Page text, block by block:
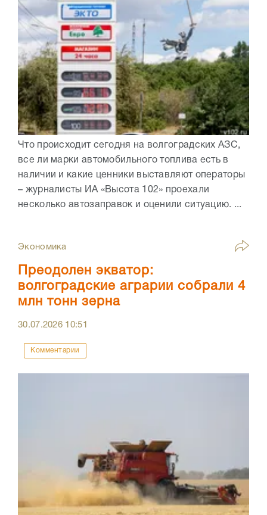
Что происходит сегодня на волгоградских АЗС,
все ли марки автомобильного топлива есть в
наличии и какие ценники выставляют операторы
– журналисты ИА «Высота 102» проехали
несколько автозаправок и оценили ситуацию. ...
Экономика
Преодолен экватор:
волгоградские аграрии собрали 4
млн тонн зерна
30.07.2026 10:51
Комментарии